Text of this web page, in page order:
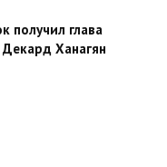
получил глава
Ханагян